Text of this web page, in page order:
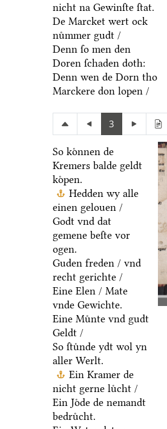
nicht na Gewinſte ſtat.
De Marcket wert ock
nuͤmmer gudt /
Denn ſo men den
Doren ſchaden doth:
Denn wen de Dorn tho
Marckere don lopen /
3
So koͤnnen de
Kremers balde geldt
koͤpen.
Hedden wy alle
einen gelouen /
Godt vnd dat
gemene beſte vor
ogen.
Guden freden / vnd
recht gerichte /
Eine Elen / Mate
vnde Gewichte.
Eine Muͤnte vnd gudt
Geldt /
So ſtuͤnde ydt wol yn
aller Werlt.
Ein Kramer de
nicht gerne luͤcht /
Ein Joͤde de nemandt
bedruͤcht.